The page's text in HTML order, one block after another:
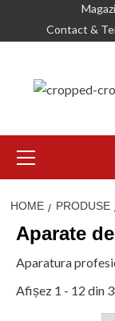
Contact &
Menu
HOME PRODUSE
Aparate
Aparatura
Afișez 1 - 12 din